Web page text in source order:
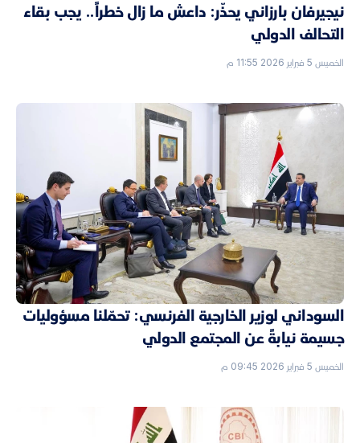
نيجيرفان بارزاني يحذّر: داعش ما زال خطراً.. يجب بقاء
التحالف الدولي
الخميس 5 فبراير 2026 11:55 م
السوداني لوزير الخارجية الفرنسي: تحمّلنا مسؤوليات
جسيمة نيابةً عن المجتمع الدولي
الخميس 5 فبراير 2026 09:45 م